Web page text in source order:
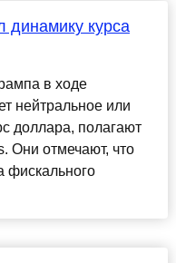
динамику курса
в ходе
нейтральное или
доллара, полагают
Они отмечают, что
фискального